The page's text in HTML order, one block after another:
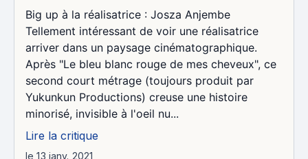
Big up à la réalisatrice : Josza Anjembe
Tellement intéressant de voir une réalisatrice
arriver dans un paysage cinématographique.
Après "Le bleu blanc rouge de mes cheveux", ce
second court métrage (toujours produit par
Yukunkun Productions) creuse une histoire
minorisé, invisible à l'oeil nu...
Lire la critique
le 13 janv. 2021